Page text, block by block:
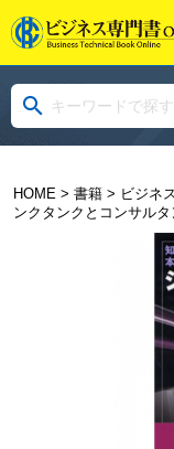
HOME> 書籍> ビジネ
ンクタンクとコンサル